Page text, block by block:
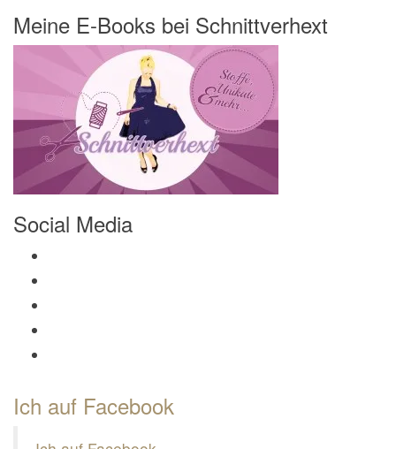
Meine E-Books bei Schnittverhext
Social Media
Ich auf Facebook